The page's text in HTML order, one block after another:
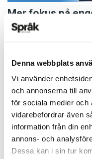
Denna webbplats
Vi använder
och annonserna till
för sociala medier och
vidarebefordrar även
information från din
annons- och
Dessa kan i sin tur
Mer fokus på
ARTIKLAR